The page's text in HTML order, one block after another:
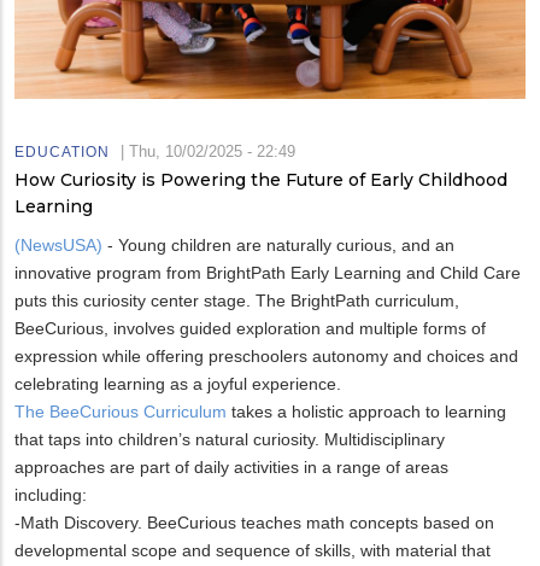
EDUCATION | Thu, 10/02/2025 - 22:49
How Curiosity is Powering the Future of Early Childhood
Learning
(NewsUSA) - Young children are naturally curious, and an
innovative program from BrightPath Early Learning and Child Care
puts this curiosity center stage. The BrightPath curriculum,
BeeCurious, involves guided exploration and multiple forms of
expression while offering preschoolers autonomy and choices and
celebrating learning as a joyful experience.
The BeeCurious Curriculum takes a holistic approach to learning
that taps into children’s natural curiosity. Multidisciplinary
approaches are part of daily activities in a range of areas
including:
-Math Discovery. BeeCurious teaches math concepts based on
developmental scope and sequence of skills, with material that